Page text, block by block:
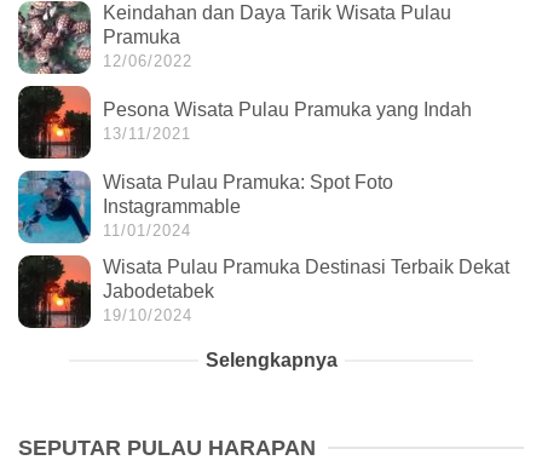
Keindahan dan Daya Tarik Wisata Pulau
Pramuka
12/06/2022
Pesona Wisata Pulau Pramuka yang Indah
13/11/2021
Wisata Pulau Pramuka: Spot Foto
Instagrammable
11/01/2024
Wisata Pulau Pramuka Destinasi Terbaik Dekat
Jabodetabek
19/10/2024
Selengkapnya
SEPUTAR PULAU HARAPAN